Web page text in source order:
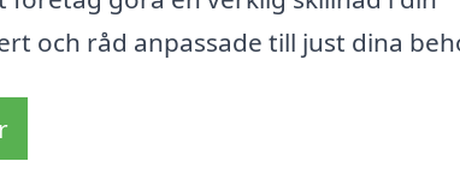
och råd anpassade till just dina